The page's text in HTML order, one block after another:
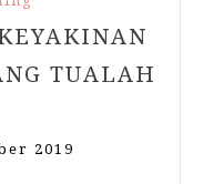
TUALAH
2019